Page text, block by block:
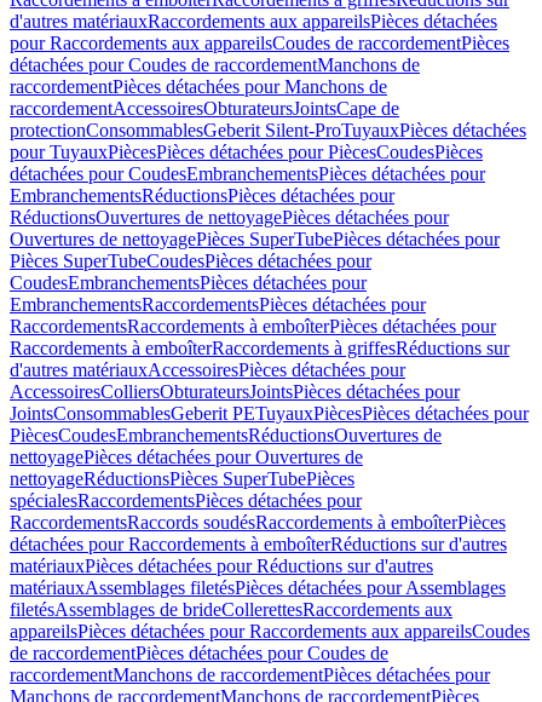
d'autres matériauxRaccordements aux appareilsPièces détachées
pour Raccordements aux appareilsCoudes de raccordementPièces
détachées pour Coudes de raccordementManchons de
raccordementPièces détachées pour Manchons de
raccordementAccessoiresObturateursJointsCape de
protectionConsommablesGeberit Silent-ProTuyauxPièces détachées
pour TuyauxPiècesPièces détachées pour PiècesCoudesPièces
détachées pour CoudesEmbranchementsPièces détachées pour
EmbranchementsRéductionsPièces détachées pour
RéductionsOuvertures de nettoyagePièces détachées pour
Ouvertures de nettoyagePièces SuperTubePièces détachées pour
Pièces SuperTubeCoudesPièces détachées pour
CoudesEmbranchementsPièces détachées pour
EmbranchementsRaccordementsPièces détachées pour
RaccordementsRaccordements à emboîterPièces détachées pour
Raccordements à emboîterRaccordements à griffesRéductions sur
d'autres matériauxAccessoiresPièces détachées pour
AccessoiresColliersObturateursJointsPièces détachées pour
JointsConsommablesGeberit PETuyauxPiècesPièces détachées pour
PiècesCoudesEmbranchementsRéductionsOuvertures de
nettoyagePièces détachées pour Ouvertures de
nettoyageRéductionsPièces SuperTubePièces
spécialesRaccordementsPièces détachées pour
RaccordementsRaccords soudésRaccordements à emboîterPièces
détachées pour Raccordements à emboîterRéductions sur d'autres
matériauxPièces détachées pour Réductions sur d'autres
matériauxAssemblages filetésPièces détachées pour Assemblages
filetésAssemblages de brideCollerettesRaccordements aux
appareilsPièces détachées pour Raccordements aux appareilsCoudes
de raccordementPièces détachées pour Coudes de
raccordementManchons de raccordementPièces détachées pour
Manchons de raccordementManchons de raccordementPièces